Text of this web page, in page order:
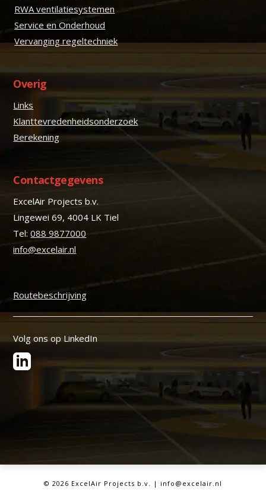
RWA ventilatiesystemen
Service en Onderhoud
Vervanging regeltechniek
Overig
Links
Klanttevredenheidsonderzoek
Berekening
Contactgegevens
ExcelAir Projects b.v.
Lingewei 69, 4004 LK Tiel
Tel:088 9877000
info@excelair.nl
Routebeschrijving
Volg ons op LinkedIn
© 2026 ExcelAir Projects b.v. | info@excelair.nl